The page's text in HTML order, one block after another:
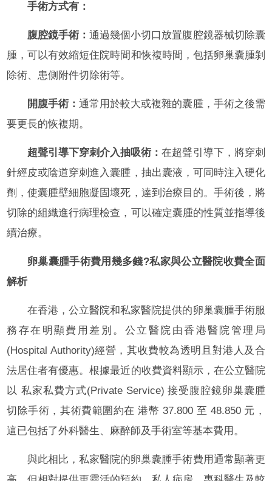
手術方式有：
腹腔鏡手術：通過幾個小切口放置腹腔鏡器械切除囊
腫，可以有效縮短住院時間和恢複時間，包括卵巢囊腫剝
除術、患側附件切除術等。
開腹手術：通常用於較大或複雜的囊腫，手術之後需
要更長的恢複期。
超聲引導下穿刺介入抽吸術：在超聲引導下，將穿刺
針經皮或陰道穿刺進入囊腫，抽出囊液，可同時注入硬化
劑，使囊腫壁細胞凝固壞死，達到治療目的。手術後，將
切除的組織進行病理檢查，可以確定囊腫的性質並指導後
續治療。
卵巢囊腫手術費用幾多錢?私家與公立醫院收費全面
解析
在香港，公立醫院和私家醫院提供的卵巢囊腫手術服
務存在明顯費用差別。公立醫院由香港醫院管理局
(Hospital Authority)經營，其收費較為透明且對港人及合
法居住者有優惠。根據最近的收費資料顯示，在公立醫院
以 私家私費方式(Private Service) 接受腹腔鏡卵巢囊腫
切除手術，其術費範圍約在 港幣 37.800 至 48.850 元，
這已包括了外科醫生、麻醉師及手術室等基本費用。
與此相比，私家醫院的卵巢囊腫手術費用通常顯著更